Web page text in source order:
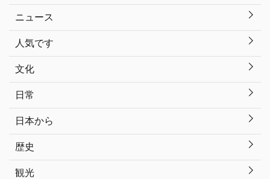
ニュース
人気です
文化
日常
日本から
歴史
観光